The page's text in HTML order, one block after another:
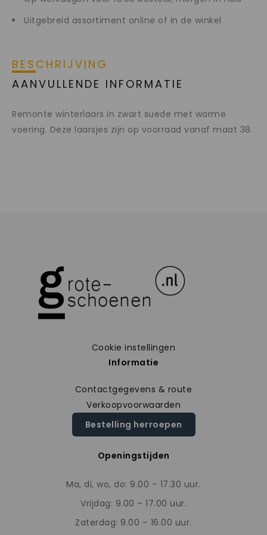
Uitgebreid assortiment online of in de winkel
BESCHRIJVING
AANVULLENDE INFORMATIE
Remonte winterlaars in zwart suede met warme
voering. Deze laarsjes zijn op voorraad vanaf maat 38.
Cookie instellingen
Informatie
Contactgegevens & route
Verkoopvoorwaarden
Bestelling herroepen
Openingstijden
Ma, di, wo, do: 9.00 – 17.30 uur.
Vrijdag: 9.00 – 17.00 uur.
Zaterdag: 9.00 – 16.00 uur.